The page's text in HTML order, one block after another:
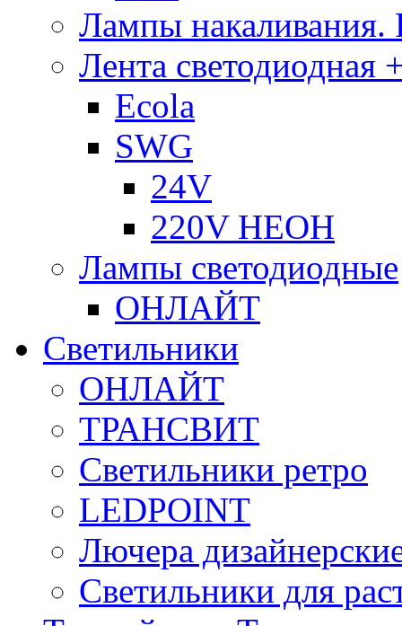
Лампы
Лента светодиодная
Ecola
SWG
24V
220V НЕОН
Лампы светодиодные
ОНЛАЙТ
Светильники
ОНЛАЙТ
ТРАНСВИТ
Светильники ретро
LEDPOINT
Лючера
Светильники для